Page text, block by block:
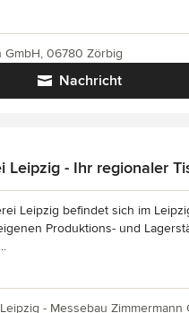
Nachricht
GmbH, 06780 Zörbig
Leipzig - Ihr regionaler
Leipzig befindet sich im
Produktions- und
- Messebau Zimmermann